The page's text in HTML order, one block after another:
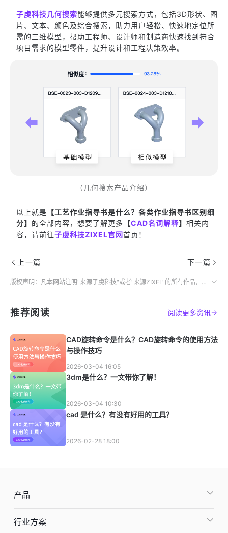
子虔科技几何搜索能够提供多元搜索方式，包括3D形状、图
片、文本、颜色及综合搜索，助力用户轻松、快速地定位所
需的三维模型，帮助工程师、设计师和制造商快速找到符合
项目需求的模型零件，提升设计和工程决策效率。
（几何搜索产品介绍）
以上就是 【工艺作业指导书是什么？各类作业指导书区别细
分】 的全部内容，想要了解更多 【CAD名词解释】 相关内
容，请前往子虔科技ZIXEL官网首页！
上一篇 下一篇
版权声明：凡本网站注明"来源子虔科技"或者"来源ZIXEL"的所有作品，均为本网站合法拥有版权的作品，未经本网站授权，任何媒体、网站、个人不得转载、链接、转帖或以其他方式使用。
推荐阅读 阅读更多资讯
CAD旋转命令是什么？CAD旋转命令的使用方法
与操作技巧
2026-03-04 16:05
3dm是什么？一文带你了解！
2026-03-04 10:30
cad 是什么？有没有好用的工具？
2026-02-28 18:00
产品
行业方案